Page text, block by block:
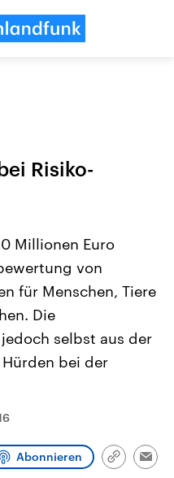
USA
Aktuelle Beiträge,
Hintergründe
Wirtschaftlich und
gehören die Vereinigten
den mächtigsten Ländern
mit großem Einfluss auf
Risiko-
Millionen Euro
von
für Menschen, Tiere
Die
selbst aus der
bei der
Abonnieren
Link